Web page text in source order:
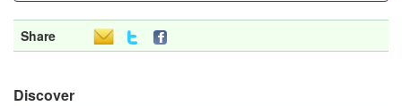
Share
Discover